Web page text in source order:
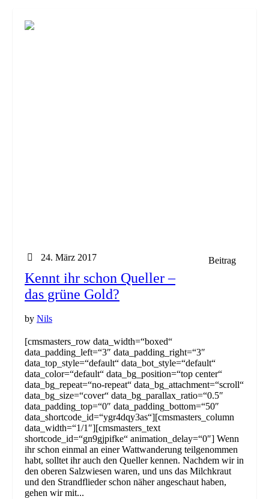
Beitrag
24. März 2017
Kennt ihr schon Queller –
das grüne Gold?
by Nils
[cmsmasters_row data_width=“boxed“
data_padding_left=“3″ data_padding_right=“3″
data_top_style=“default“ data_bot_style=“default“
data_color=“default“ data_bg_position=“top center“
data_bg_repeat=“no-repeat“ data_bg_attachment=“scroll“
data_bg_size=“cover“ data_bg_parallax_ratio=“0.5″
data_padding_top=“0″ data_padding_bottom=“50″
data_shortcode_id=“ygr4dqy3as“][cmsmasters_column
data_width=“1/1″][cmsmasters_text
shortcode_id=“gn9gjpifke“ animation_delay=“0″] Wenn
ihr schon einmal an einer Wattwanderung teilgenommen
habt, solltet ihr auch den Queller kennen. Nachdem wir in
den oberen Salzwiesen waren, und uns das Milchkraut
und den Strandflieder schon näher angeschaut haben,
gehen wir mit...